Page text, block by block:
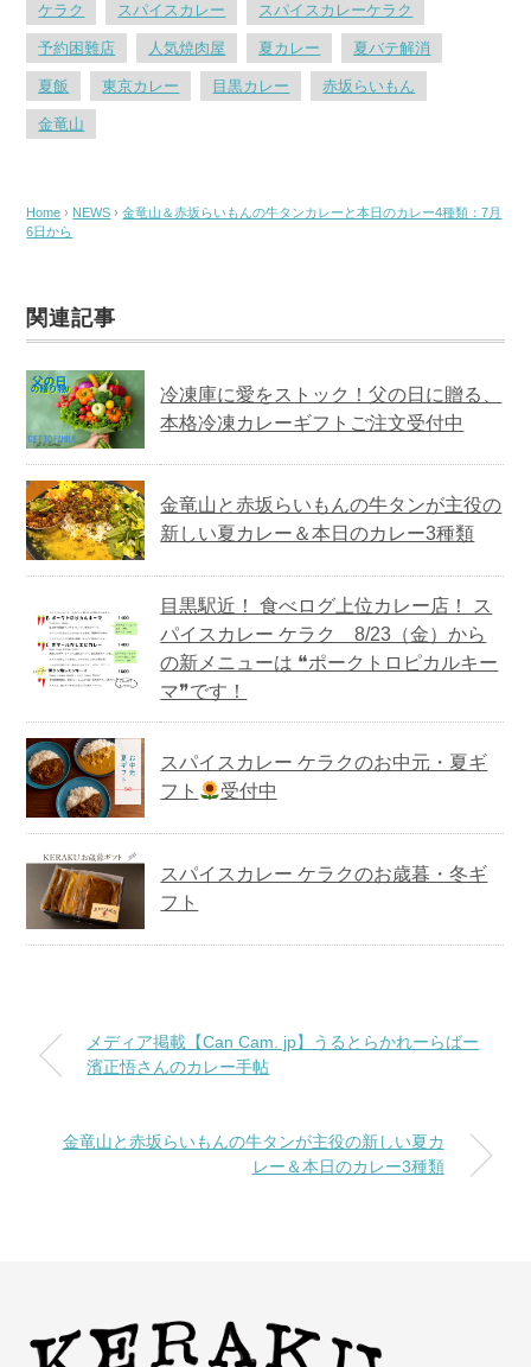
ケラク スパイスカレー スパイスカレーケラク
予約困難店 人気焼肉屋 夏カレー 夏バテ解消
夏飯 東京カレー 目黒カレー 赤坂らいもん
金竜山
Home › NEWS ›金竜山＆赤坂らいもんの牛タンカレーと本日のカレー4種類：7月
6日から
関連記事
冷凍庫に愛をストック！父の日に贈る、
本格冷凍カレーギフトご注文受付中
金竜山と赤坂らいもんの牛タンが主役の
新しい夏カレー＆本日のカレー3種類
目黒駅近！ 食べログ上位カレー店！ ス
パイスカレー ケラク 8/23（金）から
の新メニューは ❝ポークトロピカルキー
マ❞です！
スパイスカレー ケラクのお中元・夏ギ
フト
受付中
スパイスカレー ケラクのお歳暮・冬ギ
フト
メディア掲載【Can Cam. jp】うるとらかれーらばー
濱正悟さんのカレー手帖
金竜山と赤坂らいもんの牛タンが主役の新しい夏カ
レー＆本日のカレー3種類